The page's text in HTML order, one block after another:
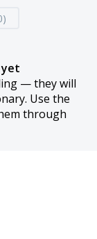
yet
— they will
Use the
through